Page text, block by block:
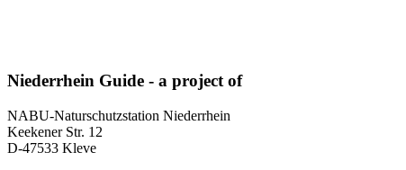
Niederrhein Guide - a project of
NABU-Naturschutzstation Niederrhein
Keekener Str. 12
D-47533 Kleve